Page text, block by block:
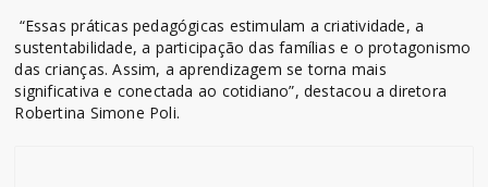
“Essas práticas pedagógicas estimulam a criatividade, a
sustentabilidade, a participação das famílias e o protagonismo
das crianças. Assim, a aprendizagem se torna mais
significativa e conectada ao cotidiano”, destacou a diretora
Robertina Simone Poli.